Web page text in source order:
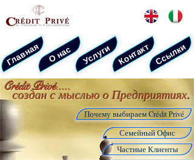
­Главная ­О нас ­Контакт
­Услуги ­Ссылки
создан с мыслью о Предприятиях.
Crédit Privé.....
Почему выбираем Crédit Privé
Семейный Офис
Частные Клиенты